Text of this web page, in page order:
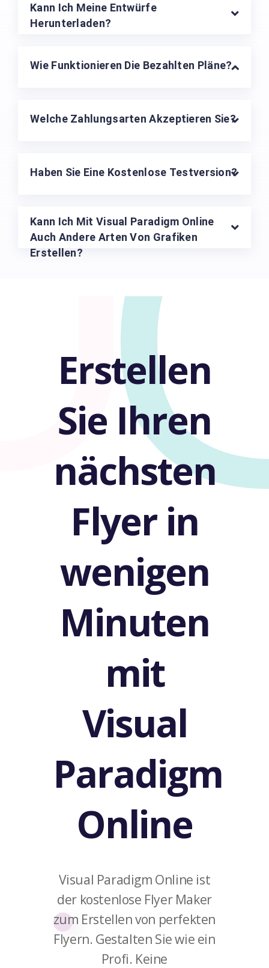
Kann Ich Meine Entwürfe
Herunterladen?
Wie Funktionieren Die Bezahlten Pläne?
Welche Zahlungsarten Akzeptieren Sie?
Haben Sie Eine Kostenlose Testversion?
Kann Ich Mit Visual Paradigm Online
Auch Andere Arten Von Grafiken
Erstellen?
Erstellen
Sie Ihren
nächsten
Flyer in
wenigen
Minuten
mit
Visual
Paradigm
Online
Visual Paradigm Online ist
der kostenlose Flyer Maker
zum Erstellen von perfekten
Flyern. Gestalten Sie wie ein
Profi. Keine